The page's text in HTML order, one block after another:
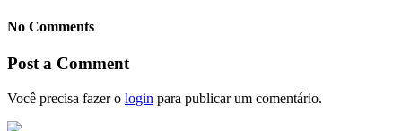
No Comments
Post a Comment
Você precisa fazer o login para publicar um comentário.